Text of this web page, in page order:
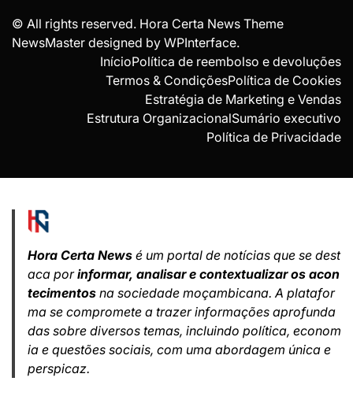
© All rights reserved. Hora Certa News Theme
NewsMaster designed by WPInterface.
InícioPolítica de reembolso e devoluções
Termos & CondiçõesPolítica de Cookies
Estratégia de Marketing e Vendas
Estrutura OrganizacionalSumário executivo
Política de Privacidade
Hora Certa News é um portal de notícias que se dest
aca porinformar, analisar e contextualizar os acon
tecimentos na sociedade moçambicana. A platafor
ma se compromete a trazer informações aprofunda
das sobre diversos temas, incluindo política, econom
ia e questões sociais, com uma abordagem única e
perspicaz.